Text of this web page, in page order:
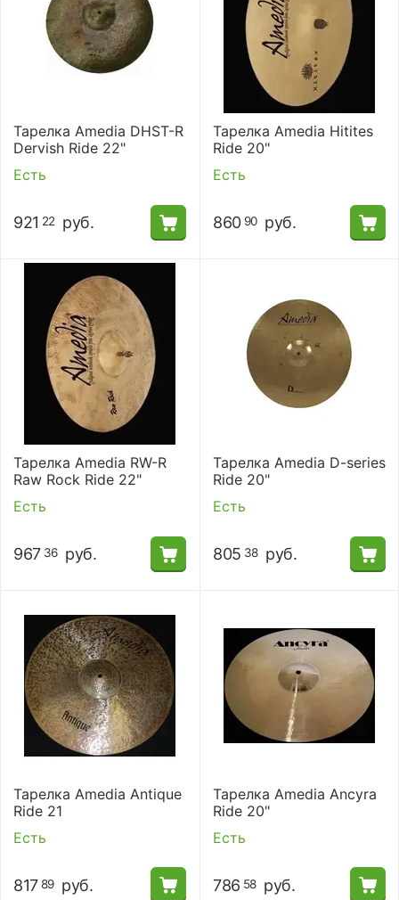
Тарелка Amedia DHST-R
Dervish Ride 22"
Есть
921 22 руб.
Тарелка Amedia Hitites
Ride 20"
Есть
860 90 руб.
Тарелка Amedia RW-R
Raw Rock Ride 22"
Есть
967 36 руб.
Тарелка Amedia D-series
Ride 20"
Есть
805 38 руб.
Тарелка Amedia Antique
Ride 21
Есть
817 89 руб.
Тарелка Amedia Ancyra
Ride 20"
Есть
786 58 руб.